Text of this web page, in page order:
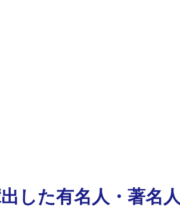
した有名人・著名人